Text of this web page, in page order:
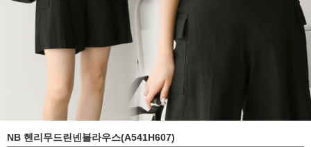
NB 헨리무드린넨블라우스(A541H607)